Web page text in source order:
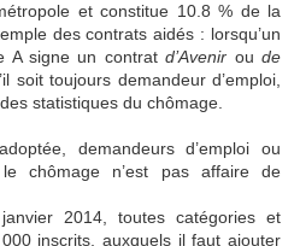
et constitue 10.8 % de la
des contrats aidés : lorsqu’un
A signe un contratd’Avenir oude
soit toujours demandeur d’emploi,
statistiques du chômage.
demandeurs d’emploi ou
chômage n’est pas affaire de
2014, toutes catégories et
inscrits, auxquels il faut ajouter